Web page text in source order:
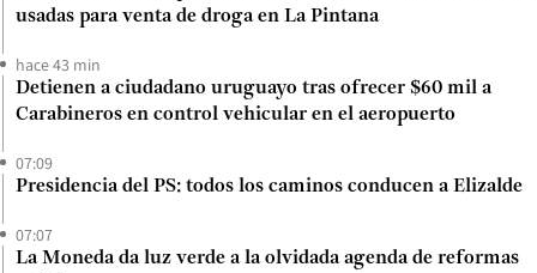
usadas para venta de droga en La Pintana
hace 43 min
Detienen a ciudadano uruguayo tras ofrecer $60 mil a
Carabineros en control vehicular en el aeropuerto
07:09
Presidencia del PS: todos los caminos conducen a Elizalde
07:07
La Moneda da luz verde a la olvidada agenda de reformas